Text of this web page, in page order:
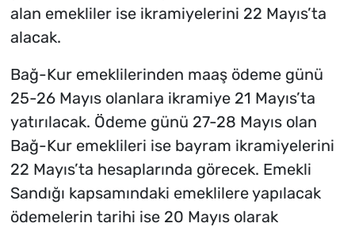
alan emekliler ise ikramiyelerini 22 Mayıs’ta
alacak.
Bağ-Kur emeklilerinden maaş ödeme günü
25-26 Mayıs olanlara ikramiye 21 Mayıs’ta
yatırılacak. Ödeme günü 27-28 Mayıs olan
Bağ-Kur emeklileri ise bayram ikramiyelerini
22 Mayıs’ta hesaplarında görecek. Emekli
Sandığı kapsamındaki emeklilere yapılacak
ödemelerin tarihi ise 20 Mayıs olarak